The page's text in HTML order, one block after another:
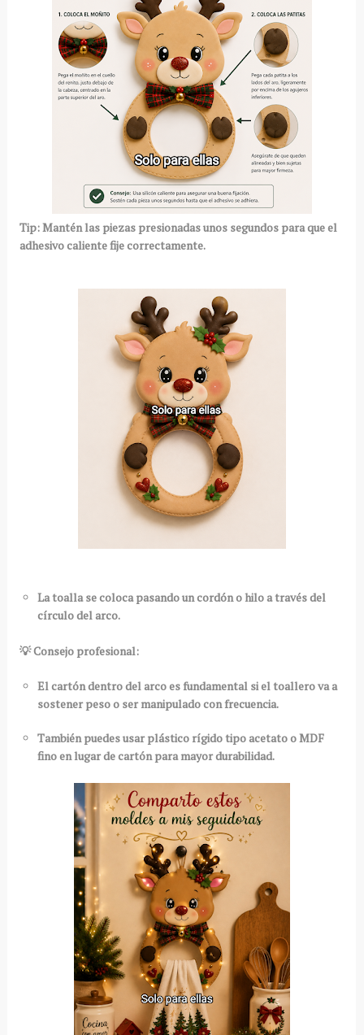
Tip: Mantén las piezas presionadas unos segundos para que el
adhesivo caliente fije correctamente.
La toalla se coloca pasando un cordón o hilo a través del
círculo del arco.
💡 Consejo profesional:
El cartón dentro del arco es fundamental si el toallero va a
sostener peso o ser manipulado con frecuencia.
También puedes usar plástico rígido tipo acetato o MDF
fino en lugar de cartón para mayor durabilidad.